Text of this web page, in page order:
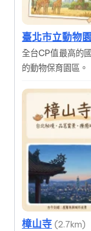
臺北市立動物園
全台CP值最高的
的動物保育園區。
樟山寺 (2.7km)